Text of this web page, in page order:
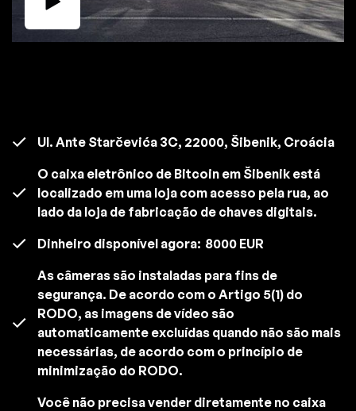
Ul. Ante Starčevića 3C, 22000, Šibenik, Croácia
O caixa eletrônico de Bitcoin em Šibenik está
localizado em uma loja com acesso pela rua, ao
lado da loja de fabricação de chaves digitais.
Dinheiro disponível agora: 8000 EUR
As câmeras são instaladas para fins de
segurança. De acordo com o Artigo 5(1) do
RODO, as imagens de vídeo são
automaticamente excluídas quando não são mais
necessárias, de acordo com o princípio de
minimização do RODO.
Você não precisa vender diretamente no caixa